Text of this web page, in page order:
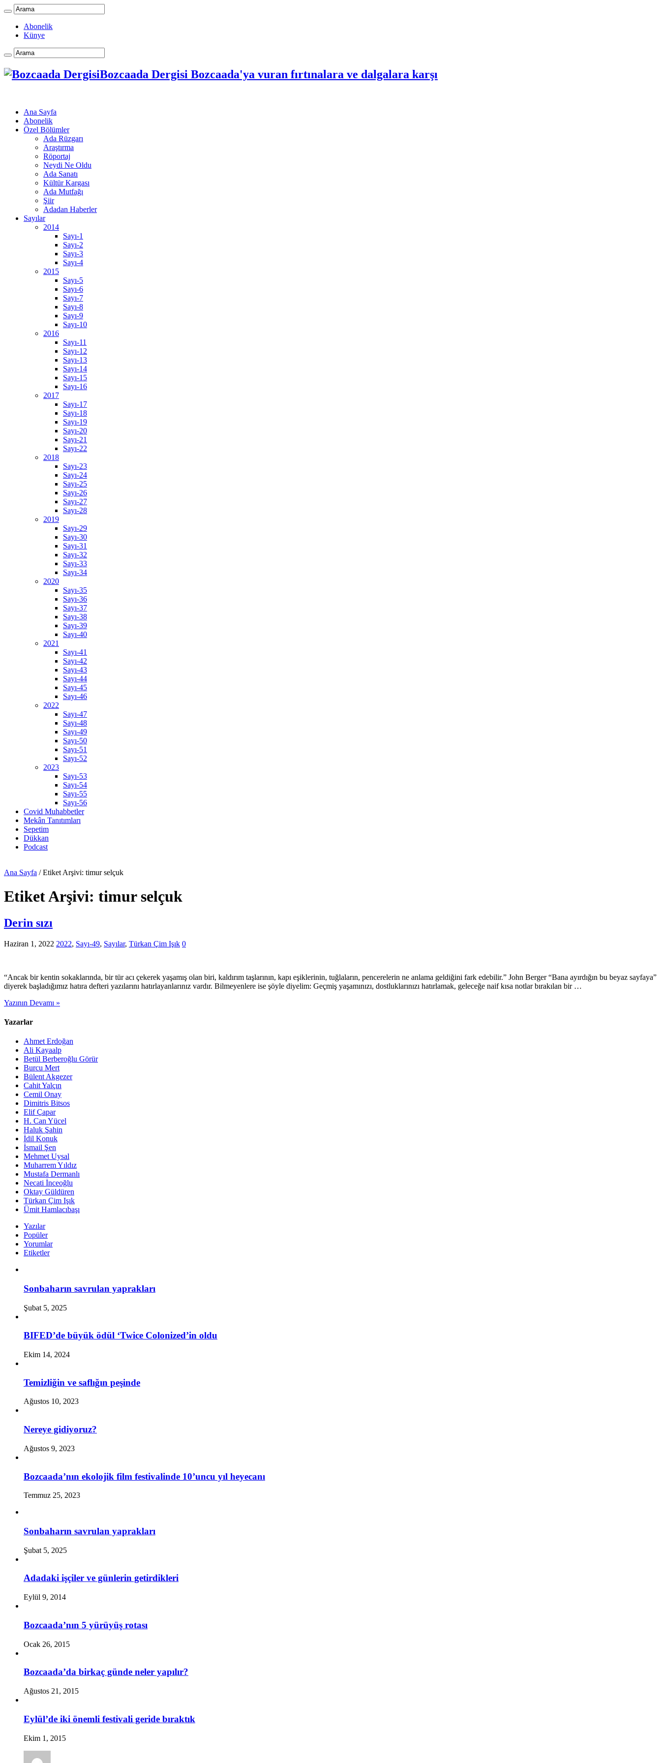
Abonelik
Künye
Bozcaada Dergisi Bozcaada'ya vuran fırtınalara ve dalgalara karşı
Ana Sayfa
Abonelik
Özel Bölümler
Ada Rüzgarı
Araştırma
Röportaj
Neydi Ne Oldu
Ada Sanatı
Kültür Kargası
Ada Mutfağı
Şiir
Adadan Haberler
Sayılar
2014
Sayı-1
Sayı-2
Sayı-3
Sayı-4
2015
Sayı-5
Sayı-6
Sayı-7
Sayı-8
Sayı-9
Sayı-10
2016
Sayı-11
Sayı-12
Sayı-13
Sayı-14
Sayı-15
Sayı-16
2017
Sayı-17
Sayı-18
Sayı-19
Sayı-20
Sayı-21
Sayı-22
2018
Sayı-23
Sayı-24
Sayı-25
Sayı-26
Sayı-27
Sayı-28
2019
Sayı-29
Sayı-30
Sayı-31
Sayı-32
Sayı-33
Sayı-34
2020
Sayı-35
Sayı-36
Sayı-37
Sayı-38
Sayı-39
Sayı-40
2021
Sayı-41
Sayı-42
Sayı-43
Sayı-44
Sayı-45
Sayı-46
2022
Sayı-47
Sayı-48
Sayı-49
Sayı-50
Sayı-51
Sayı-52
2023
Sayı-53
Sayı-54
Sayı-55
Sayı-56
Covid Muhabbetler
Mekân Tanıtımları
Sepetim
Dükkan
Podcast
Ana Sayfa / Etiket Arşivi: timur selçuk
Etiket Arşivi: timur selçuk
Derin sızı
Haziran 1, 2022 2022, Sayı-49, Sayılar, Türkan Çim Işık 0
“Ancak bir kentin sokaklarında, bir tür acı çekerek yaşamış olan biri, kaldırım taşlarının, kapı eşiklerinin, tuğlaların, pencerelerin ne anlama geldiğini fark edebilir.” John Berger “Bana ayırdığın bu beyaz sayfaya”
diyerek başladığımız hatıra defteri yazılarını hatırlayanlarınız vardır. Bilmeyenlere ise şöyle diyelim: Geçmiş yaşamınızı, dostluklarınızı hatırlamak, geleceğe naif kısa notlar bırakılan bir …
Yazının Devamı »
Yazarlar
Ahmet Erdoğan
Ali Kayaalp
Betül Berberoğlu Görür
Burcu Mert
Bülent Akgezer
Cahit Yalçın
Cemil Onay
Dimitris Bitsos
Elif Çapar
H. Can Yücel
Haluk Şahin
İdil Konuk
İsmail Şen
Mehmet Uysal
Muharrem Yıldız
Mustafa Dermanlı
Necati İnceoğlu
Oktay Güldüren
Türkan Çim Işık
Ümit Hamlacıbaşı
Yazılar
Popüler
Yorumlar
Etiketler
Sonbaharın savrulan yaprakları
Şubat 5, 2025
BIFED’de büyük ödül ‘Twice Colonized’in oldu
Ekim 14, 2024
Temizliğin ve saflığın peşinde
Ağustos 10, 2023
Nereye gidiyoruz?
Ağustos 9, 2023
Bozcaada’nın ekolojik film festivalinde 10’uncu yıl heyecanı
Temmuz 25, 2023
Sonbaharın savrulan yaprakları
Şubat 5, 2025
Adadaki işçiler ve günlerin getirdikleri
Eylül 9, 2014
Bozcaada’nın 5 yürüyüş rotası
Ocak 26, 2015
Bozcaada’da birkaç günde neler yapılır?
Ağustos 21, 2015
Eylül’de iki önemli festivali geride bıraktık
Ekim 1, 2015